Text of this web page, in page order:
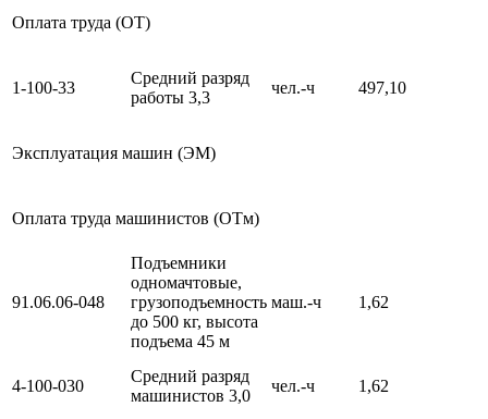
Оплата труда (ОТ)
1-100-33
Средний разряд
работы 3,3
чел.-ч 497,10
Эксплуатация машин (ЭМ)
Оплата труда машинистов (ОТм)
91.06.06-048
Подъемники
одномачтовые,
грузоподъемность
до 500 кг, высота
подъема 45 м
маш.-ч 1,62
4-100-030
Средний разряд
машинистов 3,0
чел.-ч 1,62